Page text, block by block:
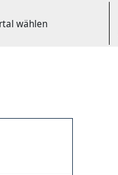
wählen